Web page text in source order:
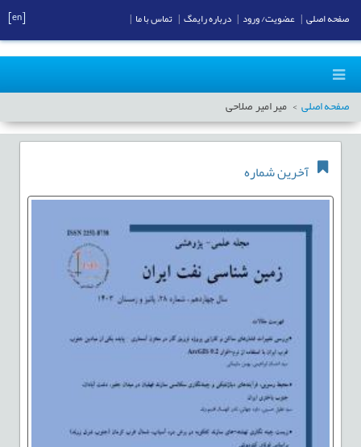
صفحه اصلی میر امیر صلاحی
آخرین شماره
صفحه اصلی عضویت/ ورود درباره رایمگ تماس با ما